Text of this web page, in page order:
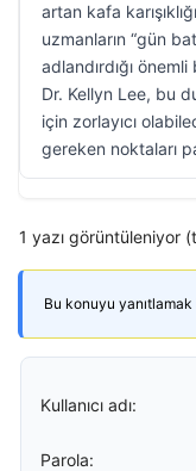
artan kafa
uzmanların “gün
adlandırdığı
Dr. Kellyn Lee, bu
için zorlayıcı
gereken noktaları
1 yazı görüntüleniyor
Bu konuyu yanıtlamak
Kullanıcı adı:
Parola: